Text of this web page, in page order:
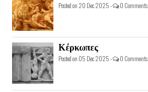
Posted on 20 Dec 2025 - 0 Comments
Κέρκωπες
Posted on 05 Dec 2025 - 0 Comments